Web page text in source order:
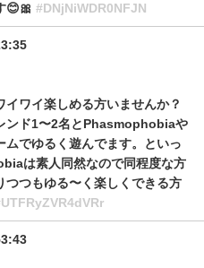
😊🎀 #DNjNiWDR0NFJN
イワイ楽しめる方いませんか？
ンド1〜2名とPhasmophobiaや
ムでゆるく遊んでます。といっ
は素人同然なので同程度な方
つつもゆる〜く楽しくできる方